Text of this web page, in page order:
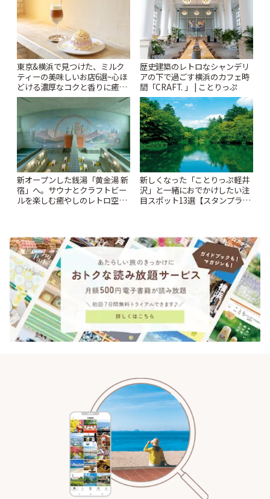
東京&横浜で見つけた、ミルク
ティーの美味しいお店6選~心ほ
どける濃厚なコクと香りに癒や
されるティータイム~ | ことりっ
歴史建築のレトロなシャンデリ
アの下で過ごす横浜のカフェ時
間「CRAFT. 」 | ことりっぷ
新オープンした銭湯「黄金湯 新
宿」へ。サウナとクラフトビー
ルを楽しむ癒やしのレトロ空間
新しくなった「ことりっぷ軽井
沢」と一緒におでかけしたい注
目スポット13選【スタンプラリ